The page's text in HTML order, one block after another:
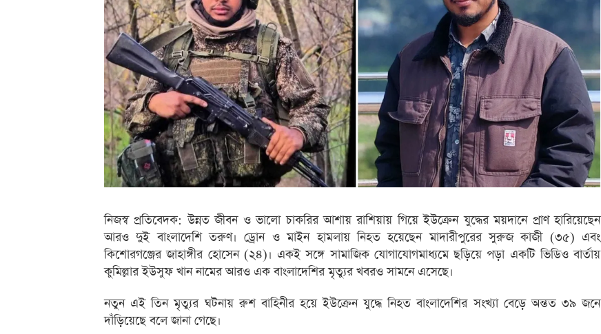
নিজস্ব প্রতিবেদক: উন্নত জীবন ও ভালো চাকরির আশায় রাশিয়ায় গিয়ে ইউক্রেন যুদ্ধের ময়দানে প্রাণ হারিয়েছেন
আরও দুই বাংলাদেশি তরুণ। ড্রোন ও মাইন হামলায় নিহত হয়েছেন মাদারীপুরের সুরুজ কাজী (৩৫) এবং
কিশোরগঞ্জের জাহাঙ্গীর হোসেন (২৪)। একই সঙ্গে সামাজিক যোগাযোগমাধ্যমে ছড়িয়ে পড়া একটি ভিডিও বার্তায়
কুমিল্লার ইউসুফ খান নামের আরও এক বাংলাদেশির মৃত্যুর খবরও সামনে এসেছে।
নতুন এই তিন মৃত্যুর ঘটনায় রুশ বাহিনীর হয়ে ইউক্রেন যুদ্ধে নিহত বাংলাদেশির সংখ্যা বেড়ে অন্তত ৩৯ জনে
দাঁড়িয়েছে বলে জানা গেছে।